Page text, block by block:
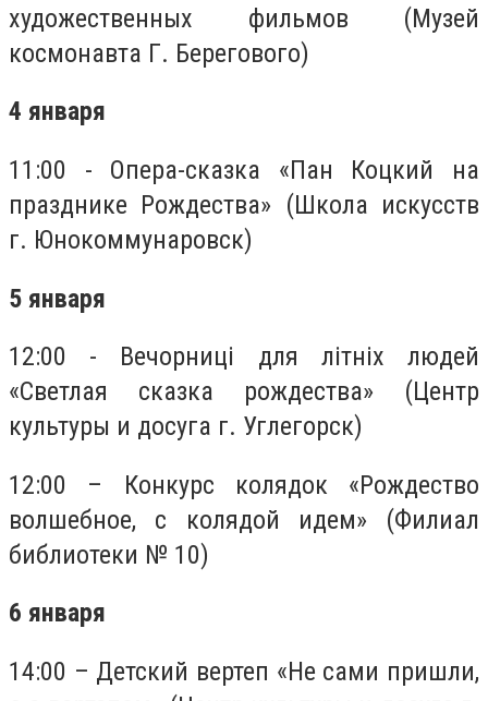
художественных фильмов (Музей
космонавта Г. Берегового)
4 января
11:00 - Опера-сказка «Пан Коцкий на
празднике Рождества» (Школа искусств
г. Юнокоммунаровск)
5 января
12:00 - Вечорниці для літніх людей
«Светлая сказка рождества» (Центр
культуры и досуга г. Углегорск)
12:00 – Конкурс колядок «Рождество
волшебное, с колядой идем» (Филиал
библиотеки № 10)
6 января
14:00 – Детский вертеп «Не сами пришли,